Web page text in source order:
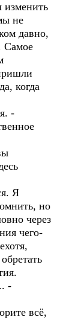
изменить
не
давно,
Самое
когда
-
Я
но
через
чего-
-
всё,